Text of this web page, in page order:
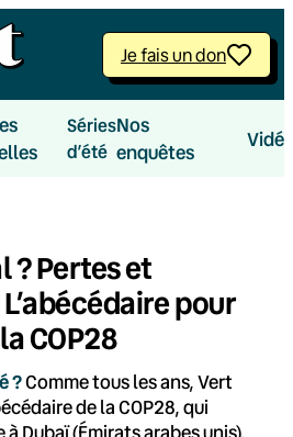
Je fais un don
Séries
d’été
Nos
enquêtes
? Pertes et
pour
COP28
?Comme tous les ans, Vert
de la COP28, qui